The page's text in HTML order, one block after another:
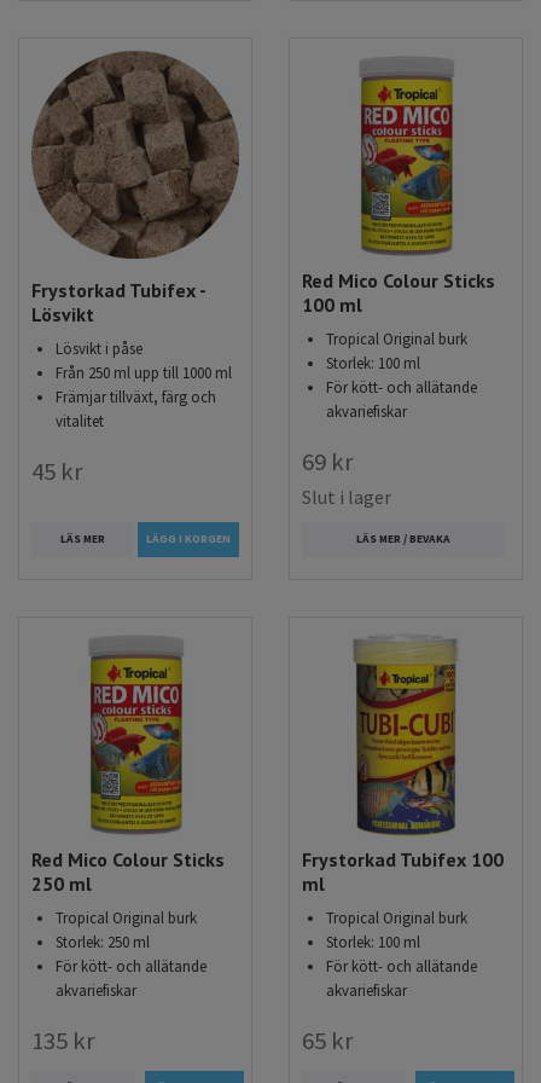
komplementfoder som ges ibland utöver deras vanliga
huvudfoder. Dom flesta fiskarna uppskattar artemian då
smaken av artemia är attraktiv hos dom flesta oavsett om
det är artemiaägg, frystorkad artemia eller fryst artemia.
Frystorkad Tubifex -
Lösvikt
Lösvikt i påse
Från 250 ml upp till 1000 ml
Främjar tillväxt, färg och
vitalitet
45 kr
LÄS MER LÄGG I KORGEN
Red Mico Colour Sticks
100 ml
Tropical Original burk
Storlek: 100 ml
För kött- och allätande
akvariefiskar
69 kr
Slut i lager
LÄS MER / BEVAKA
Red Mico Colour Sticks
250 ml
Tropical Original burk
Storlek: 250 ml
För kött- och allätande
akvariefiskar
135 kr
Frystorkad Tubifex 100
ml
Tropical Original burk
Storlek: 100 ml
För kött- och allätande
akvariefiskar
65 kr